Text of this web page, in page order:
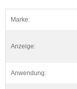
Marke:
Anzeige:
Anwendung: